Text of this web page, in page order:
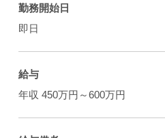
勤務開始日
即日
給与
年収 450万円～600万円